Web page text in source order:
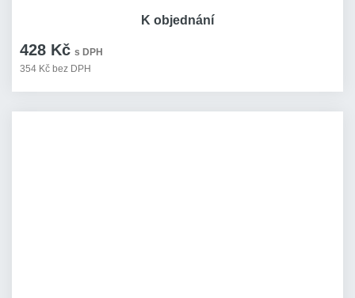
428 Kč s DPH
354 Kč bez DPH
K objednání